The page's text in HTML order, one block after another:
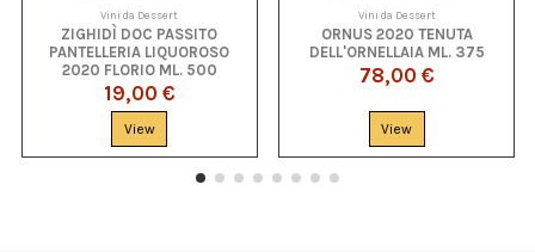
Vini da Dessert
ZIGHIDÌ DOC PASSITO
PANTELLERIA LIQUOROSO
2020 FLORIO ML. 500
19,00 €
View
Vini da Dessert
ORNUS 2020 TENUTA
DELL'ORNELLAIA ML. 375
78,00 €
View